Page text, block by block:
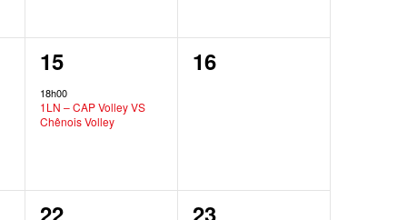
1
évènement,
15
18h00
1LN – CAP Volley VS
Chênois Volley
0
16
1
22
0
23